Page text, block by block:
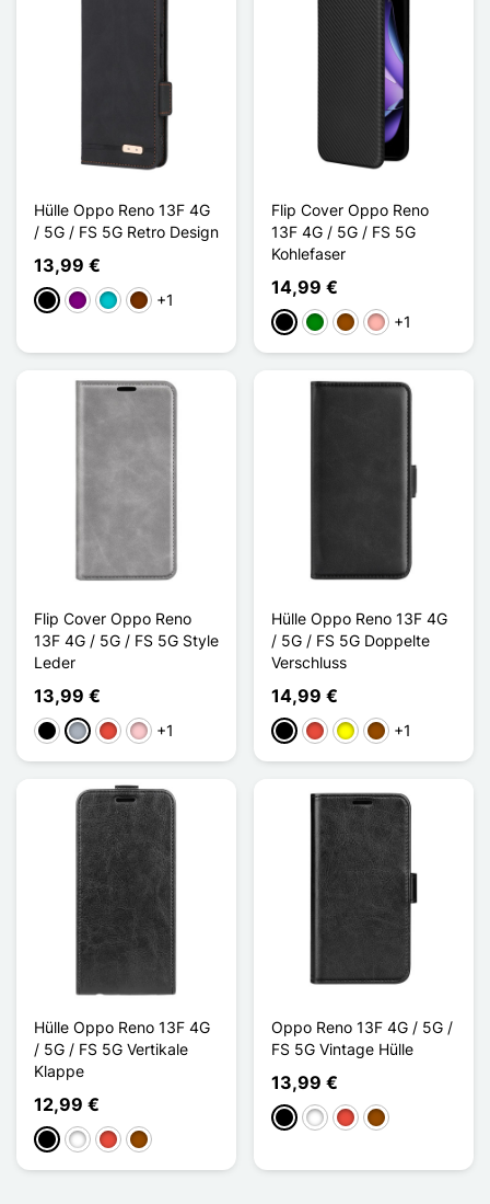
Hülle Oppo Reno 13F 4G
/ 5G / FS 5G Retro Design
13,99 €
Schwarz
ViolettTürkisKaffee
+1
Flip Cover Oppo Reno
13F 4G / 5G / FS 5G
Kohlefaser
14,99 €
Schwarz
GrünBraunRoségold
+1
Flip Cover Oppo Reno
13F 4G / 5G / FS 5G Style
Leder
13,99 €
Schwarz
GrauRot Pink+1
Hülle Oppo Reno 13F 4G
/ 5G / FS 5G Doppelte
Verschluss
14,99 €
Schwarz
Rot GelbBraun
+1
Hülle Oppo Reno 13F 4G
/ 5G / FS 5G Vertikale
Klappe
12,99 €
Schwarz
WeißRot Braun
Oppo Reno 13F 4G / 5G /
FS 5G Vintage Hülle
13,99 €
Schwarz
WeißRot Braun